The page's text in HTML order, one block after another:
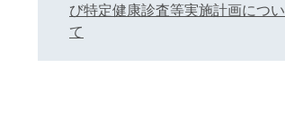
び特定健康診査等実施計画につい
て